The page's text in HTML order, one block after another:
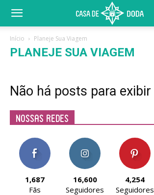
Início Planeje Sua Viagem
PLANEJE SUA VIAGEM
Não há posts para exibir
Nossas Redes
1,687
Fãs
16,600
Seguidores
4,254
Seguidores